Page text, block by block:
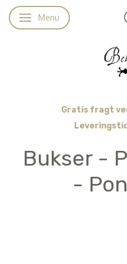
Skifte navigation
Menu
Gratis fragt
Bukser -
-